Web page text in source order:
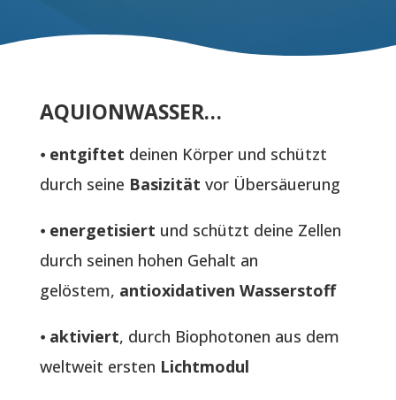
AQUIONWASSER…
⦁ entgiftet deinen Körper und schützt
durch seine Basizität vor Übersäuerung
⦁ energetisiert und schützt deine Zellen
durch seinen hohen Gehalt an
gelöstem, antioxidativen Wasserstoff
⦁ aktiviert, durch Biophotonen aus dem
weltweit ersten Lichtmodul